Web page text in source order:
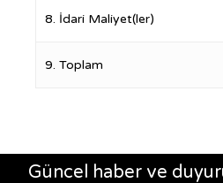
8. İdari Maliyet(ler)
9. Toplam
Güncel haber ve